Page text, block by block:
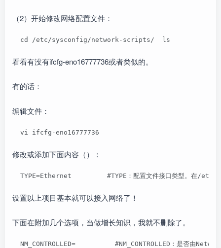
（2）开始修改网络配置文件：
  cd /etc/sysconfig/network-scripts/  ls
看看有没有ifcfg-eno16777736或者类似的。
有的话：
编辑文件：
  vi ifcfg-eno16777736
修改或添加下面内容（）：
TYPE=Ethernet         #TYPE：配置文件接口类型。在/etc/
设置以上项目基本就可以接入网络了！
下面在附加几个选项，当做增长知识，我就不删除了。
NM_CONTROLLED=          #NM_CONTROLLED：是否由Network